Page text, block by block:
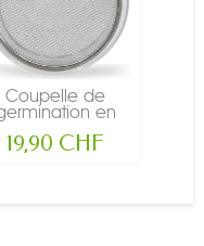
Coupelle de
en
19,90 CHF